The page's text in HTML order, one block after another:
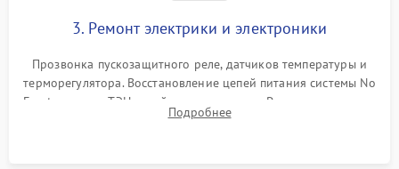
3. Ремонт электрики и электроники
Прозвонка пускозащитного реле, датчиков температуры и
терморегулятора. Восстановление цепей питания системы No
Frost, включая ТЭН оттайки и вентилятор. Ремонт или замена
платы управления при сбоях алгоритмов.
Подробнее